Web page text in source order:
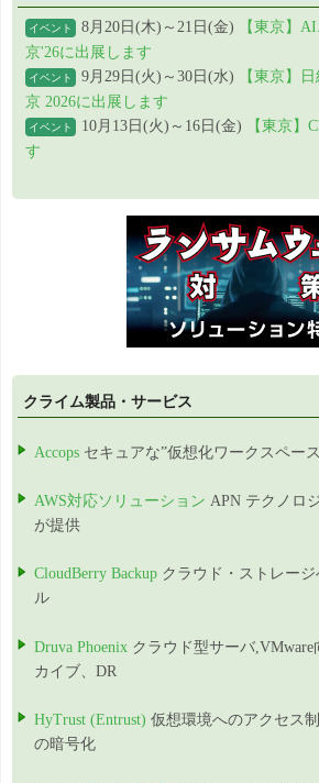
イベント 8月20日(木)～21日(金)
【東京】
京'26に出展します
イベント 9月29日(火)～30日(水)
【東京】
京 2026に出展します
イベント 10月13日(火)～16日(金)
【東京】
す
クライム製品・サービス
Accops セキュアな”仮想化ワークスペー
AWS対応ソリューション APN テクノロ
が提供
CloudBerry Backup クラウド・ストレー
ル
Druva Phoenix クラウド型サーバ
カイブ、DR
HyTrust (Entrust) 仮想環境へのアクセス
の暗号化